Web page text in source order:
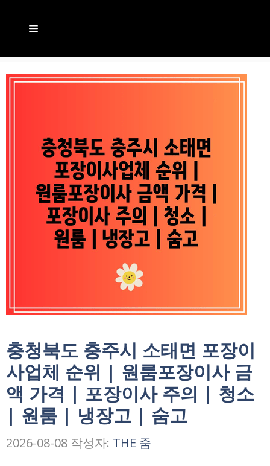
로
메
뉴
충청북도 충주시 소태면 포장이
사업체 순위 | 원룸포장이사 금
액 가격 | 포장이사 주의 | 청소
| 원룸 | 냉장고 | 숨고
2026-08-08 작성자: THE 줌